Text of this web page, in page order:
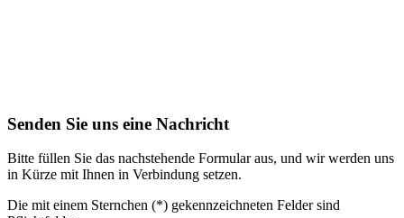
Senden Sie uns eine Nachricht
Bitte füllen Sie das nachstehende Formular aus, und wir werden uns
in Kürze mit Ihnen in Verbindung setzen.
Die mit einem Sternchen (*) gekennzeichneten Felder sind